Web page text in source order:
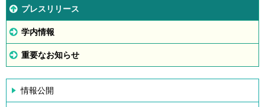
プレスリリース
学内情報
重要なお知らせ
情報公開